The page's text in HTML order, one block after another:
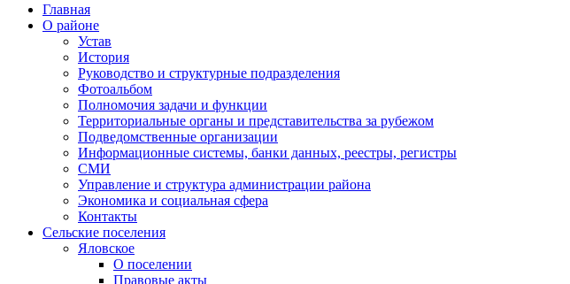
Главная
О районе
Устав
История
Руководство и структурные подразделения
Фотоальбом
Полномочия задачи и функции
Территориальные органы и представительства за рубежом
Подведомственные организации
Информационные системы, банки данных, реестры, регистры
СМИ
Управление и структура администрации района
Экономика и социальная сфера
Контакты
Сельские поселения
Яловское
О поселении
Правовые акты